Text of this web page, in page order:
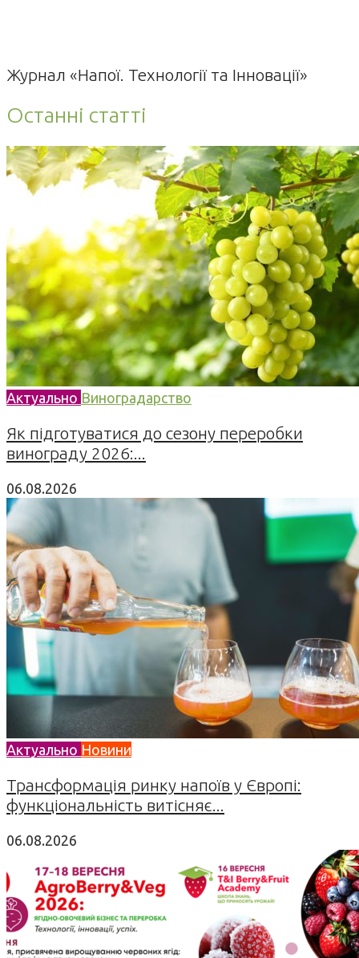
Журнал «Напої. Технології та Інновації»
Останні статті
Актуально Виноградарство
Як підготуватися до сезону переробки
винограду 2026:...
06.08.2026
Актуально Новини
Трансформація ринку напоїв у Європі:
функціональність витісняє...
06.08.2026